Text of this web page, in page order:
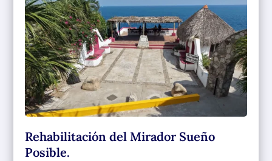
Rehabilitación del Mirador Sueño
Posible.